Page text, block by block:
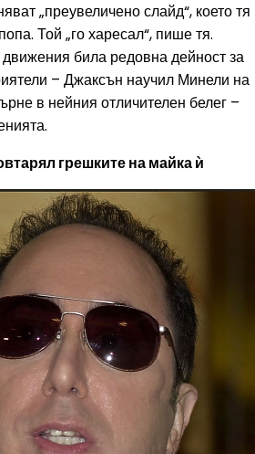
„преувеличено слайд“, което тя
Той „го харесал“, пише тя.
била редовна дейност за
– Джаксън научил Минели на
в нейния отличителен белег –
грешките на майка ѝ